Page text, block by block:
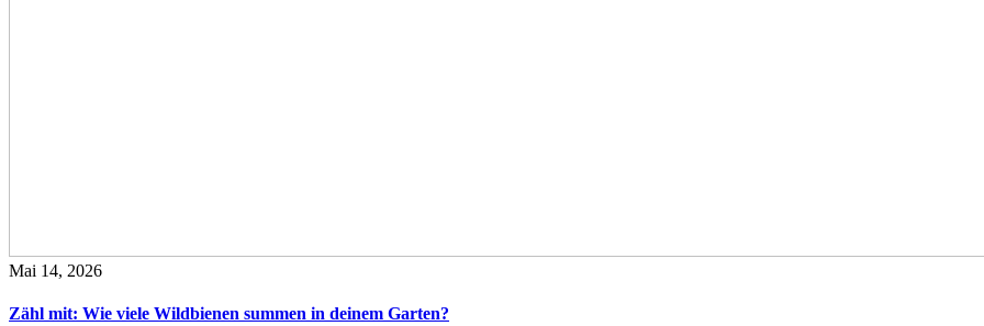
Mai 14, 2026
Zähl mit: Wie viele Wildbienen summen in deinem Garten?